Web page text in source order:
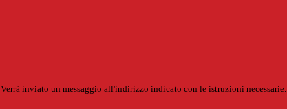
Verrà inviato un messaggio all'indirizzo indicato con le istruzioni necessarie.